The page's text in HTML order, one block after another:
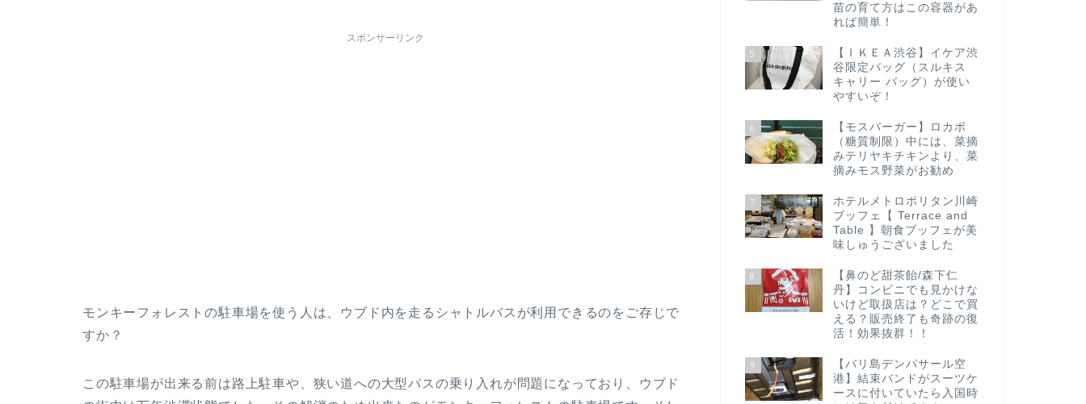
スポンサーリンク
モンキーフォレストの駐車場を使う人は、ウブド内を走るシャトルバスが利用できるのをご存じで
すか？
この駐車場が出来る前は路上駐車や、狭い道への大型バスの乗り入れが問題になっており、ウブド
苗の育て方はこの容器があ
れば簡単！
5
【ＩＫＥＡ渋谷】イケア渋
谷限定バッグ（スルキス
キャリー バッグ）が使い
やすいぞ！
6
【モスバーガー】ロカボ
（糖質制限）中には、菜摘
みテリヤキチキンより、菜
摘みモス野菜がお勧め
7
ホテルメトロポリタン川崎
ブッフェ【 Terrace and
Table 】朝食ブッフェが美
味しゅうございました
8
【鼻のど甜茶飴/森下仁
丹】コンビニでも見かけな
いけど取扱店は？どこで買
える？販売終了も奇跡の復
活！効果抜群！！
9
【バリ島デンパサール空
港】結束バンドがスーツケ
ースに付いていたら入国時